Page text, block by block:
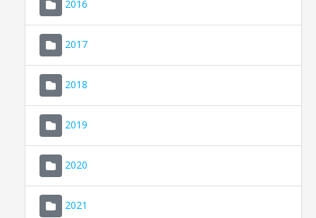
2016
2017
2018
2019
2020
2021